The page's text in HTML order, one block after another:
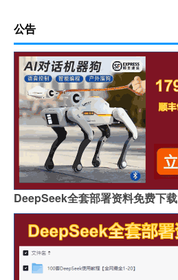
公告
DeepSeek全套部署资料免费下载